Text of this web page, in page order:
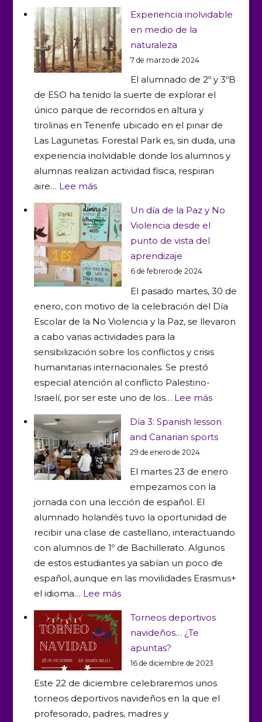
pádel
y
de
piscina
también
implican
físico
Experiencia inolvidable
en medio de la
naturaleza
7 de marzo de 2024
El alumnado de 2º y 3ºB
de ESO ha tenido la suerte de explorar el
único parque de recorridos en altura y
tirolinas en Tenerife ubicado en el pinar de
Las Lagunetas. Forestal Park es, sin duda, una
experiencia inolvidable donde los alumnos y
alumnas realizan actividad física, respiran
aire… Lee más:
Experiencia
inolvidable
en
medio
de
la
naturaleza
Un día de la Paz y No
Violencia desde el
punto de vista del
aprendizaje
6 de febrero de 2024
El pasado martes, 30 de
enero, con motivo de la celebración del Día
Escolar de la No Violencia y la Paz, se llevaron
a cabo varias actividades para la
sensibilización sobre los conflictos y crisis
humanitarias internacionales. Se prestó
especial atención al conflicto Palestino-
Israelí, por ser este uno de los… Lee más:
día
de
Paz
y
Violencia
desde
el
punto
de
Día 3: Spanish lesson
and Canarian sports
29 de enero de 2024
El martes 23 de enero
empezamos con la
jornada con una lección de español. El
alumnado holandés tuvo la oportunidad de
recibir una clase de castellano, interactuando
con alumnos de 1º de Bachillerato. Algunos
de estos estudiantes ya sabían un poco de
español, aunque en las movilidades Erasmus+
el idioma… Lee más:
Día
Spanish
lesson
and
Canarian
sports
Torneos deportivos
navideños… ¿Te
apuntas?
16 de diciembre de 2023
Este 22 de diciembre celebraremos unos
torneos deportivos navideños en la que el
profesorado, padres, madres y